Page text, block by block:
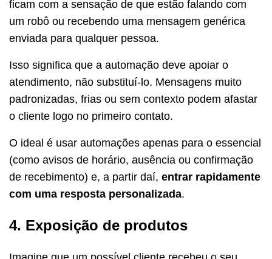
ficam com a sensação de que estão falando com
um robô ou recebendo uma mensagem genérica
enviada para qualquer pessoa.
Isso significa que a automação deve apoiar o
atendimento, não substituí-lo. Mensagens muito
padronizadas, frias ou sem contexto podem afastar
o cliente logo no primeiro contato.
O ideal é usar automações apenas para o essencial
(como avisos de horário, ausência ou confirmação
de recebimento) e, a partir daí, entrar rapidamente
com uma resposta personalizada.
4. Exposição de produtos